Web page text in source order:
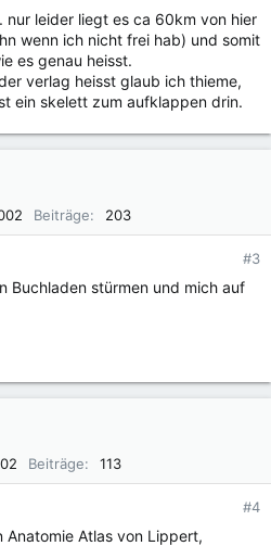
leider liegt es ca 60km von hier
wenn ich nicht frei hab) und somit
es genau heisst.
verlag heisst glaub ich thieme,
ein skelett zum aufklappen drin.
Beiträge 203
#3
Buchladen stürmen und mich auf
Beiträge 113
#4
Anatomie Atlas von Lippert,